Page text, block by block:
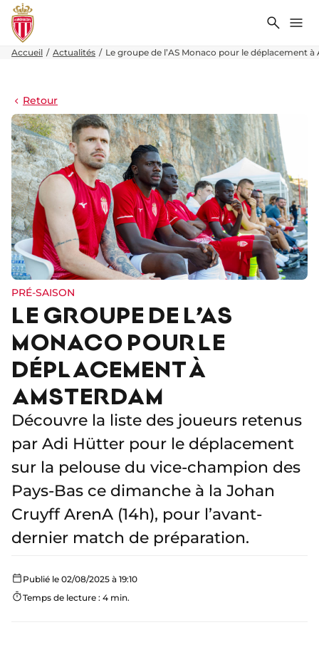
Accueil Actualités Le groupe de l’AS Monaco pour le déplacement
Retour
PRÉ-SAISON
LE GROUPE DE L’AS
MONACO POUR LE
DÉPLACEMENT À
AMSTERDAM
Découvre la liste des joueurs retenus
par Adi Hütter pour le déplacement
sur la pelouse du vice-champion des
Pays-Bas ce dimanche à la Johan
Cruyff ArenA (14h), pour l’avant-
dernier match de préparation.
Publié le 02/08/2025 à 19:10
Temps de lecture : 4 min.